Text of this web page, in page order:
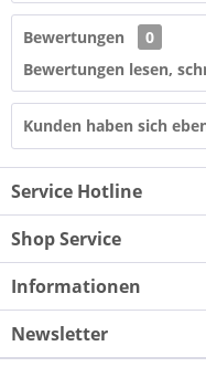
Bewertungen
0
Bewertungen lesen,
Kunden haben sich
Service Hotline
Shop Service
Informationen
Newsletter